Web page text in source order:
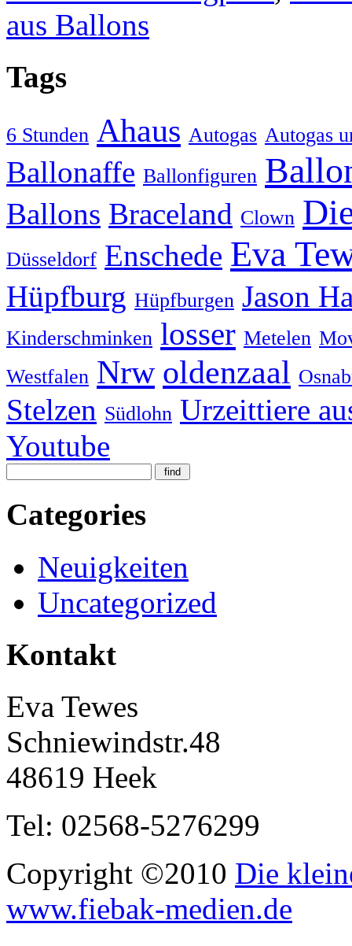
aus Ballons
Tags
6 Stunden Ahaus Autogas Autogas
Ballonaffe Ballonfiguren
Ballons Braceland Clown
Düsseldorf Enschede Eva
Hüpfburg Hüpfburgen Jason
Kinderschminken losser Metelen
Westfalen Nrw oldenzaal
Stelzen Südlohn Urzeittiere
Youtube
Categories
Neuigkeiten
Uncategorized
Kontakt
Eva Tewes
Schniewindstr.48
48619 Heek
Tel: 02568-5276299
Copyright ©2010 Die
www.fiebak-medien.de